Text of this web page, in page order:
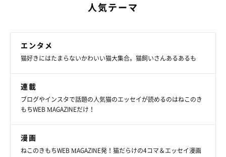
人気テーマ
エンタメ
猫好きにはたまらないかわいい猫大集合。猫飼いさんあるあるも
連載
ブログやインスタで話題の人気猫のエッセイが読めるのはねこのき
もちWEB MAGAZINEだけ！
漫画
ねこのきもちWEB MAGAZINE発！猫だらけの4コマ＆エッセイ漫画